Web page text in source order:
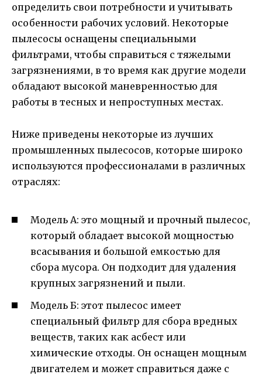
определить свои потребности и учитывать
особенности рабочих условий. Некоторые
пылесосы оснащены специальными
фильтрами, чтобы справиться с тяжелыми
загрязнениями, в то время как другие модели
обладают высокой маневренностью для
работы в тесных и непроступных местах.
Ниже приведены некоторые из лучших
промышленных пылесосов, которые широко
используются профессионалами в различных
отраслях:
Модель А: это мощный и прочный пылесос,
который обладает высокой мощностью
всасывания и большой емкостью для
сбора мусора. Он подходит для удаления
крупных загрязнений и пыли.
Модель Б: этот пылесос имеет
специальный фильтр для сбора вредных
веществ, таких как асбест или
химические отходы. Он оснащен мощным
двигателем и может справиться даже с